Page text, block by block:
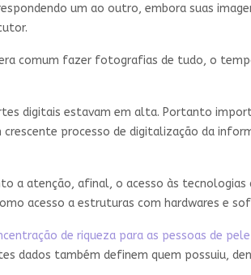
um ao outro, embora suas
comum fazer fotografias de tudo, o
digitais estavam em alta. Portanto
processo de digitalização da
a atenção, afinal, o acesso às
acesso a estruturas com hardwares e
de riqueza para as pessoas de
dados também definem quem possuiu,